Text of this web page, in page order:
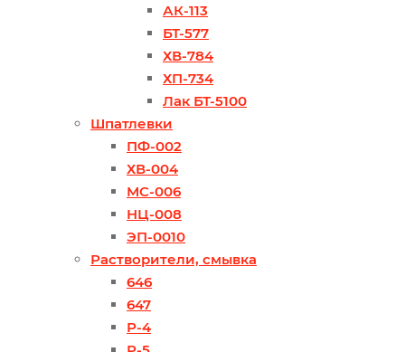
АК-113
БТ-577
ХВ-784
ХП-734
Лак БТ-5100
Шпатлевки
ПФ-002
ХВ-004
МС-006
НЦ-008
ЭП-0010
Растворители, смывка
646
647
Р-4